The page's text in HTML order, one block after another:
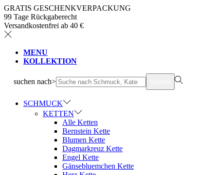
GRATIS GESCHENKVERPACKUNG
99 Tage Rückgaberecht
Versandkostenfrei ab 40 €
MENU
KOLLEKTION
suchen nach>
SCHMUCK
KETTEN
Alle Ketten
Bernstein Kette
Blumen Kette
Dagmarkreuz Kette
Engel Kette
Gänsebluemchen Kette